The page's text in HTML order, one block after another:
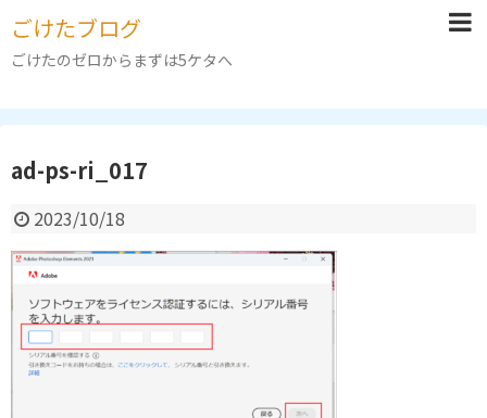
ごけたブログ
ごけたのゼロからまずは5ケタへ
ad-ps-ri_017
2023/10/18